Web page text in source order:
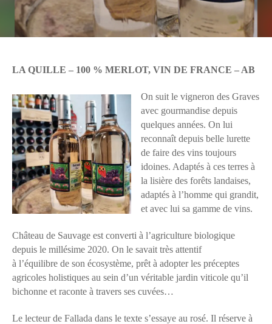
LA QUILLE – 100 % MERLOT, VIN DE FRANCE – AB
On suit le vigneron des Graves
avec gourmandise depuis
quelques années. On lui
reconnaît depuis belle lurette
de faire des vins toujours
idoines. Adaptés à ces terres à
la lisière des forêts landaises,
adaptés à l’homme qui grandit,
et avec lui sa gamme de vins.
Château de Sauvage est converti à l’agriculture biologique
depuis le millésime 2020. On le savait très attentif
à l’équilibre de son écosystème, prêt à adopter les préceptes
agricoles holistiques au sein d’un véritable jardin viticole qu’il
bichonne et raconte à travers ses cuvées…
Le lecteur de Fallada dans le texte s’essaye au rosé. Il réserve à